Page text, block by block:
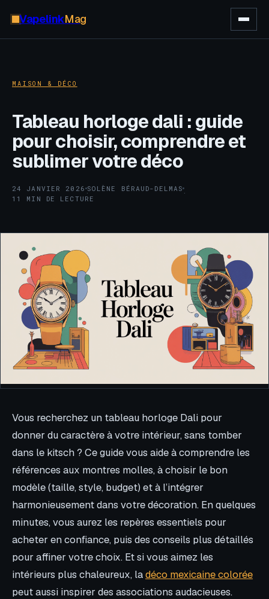
VapelinkMag
MAISON & DÉCO
Tableau horloge dali : guide
pour choisir, comprendre et
sublimer votre déco
24 JANVIER 2026 ·
SOLÈNE BÉRAUD-DELMAS·
11 MIN DE LECTURE
Vous recherchez un tableau horloge Dali pour
donner du caractère à votre intérieur, sans tomber
dans le kitsch ? Ce guide vous aide à comprendre les
références aux montres molles, à choisir le bon
modèle (taille, style, budget) et à l’intégrer
harmonieusement dans votre décoration. En quelques
minutes, vous aurez les repères essentiels pour
acheter en confiance, puis des conseils plus détaillés
pour affiner votre choix. Et si vous aimez les
intérieurs plus chaleureux, ladéco mexicaine colorée
peut aussi inspirer des associations audacieuses.